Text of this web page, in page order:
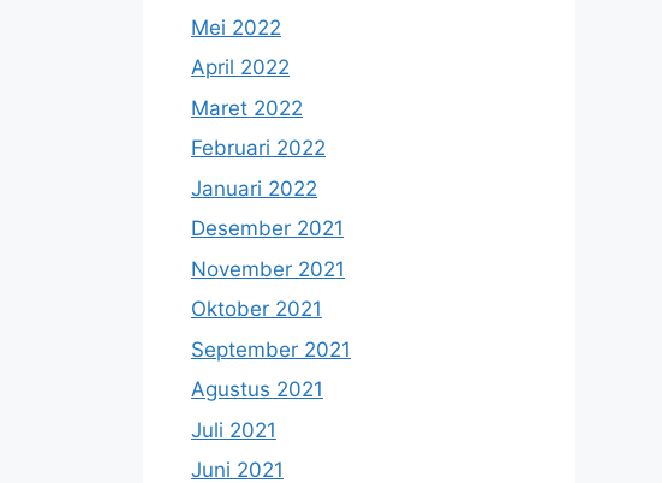
Mei 2022
April 2022
Maret 2022
Februari 2022
Januari 2022
Desember 2021
November 2021
Oktober 2021
September 2021
Agustus 2021
Juli 2021
Juni 2021